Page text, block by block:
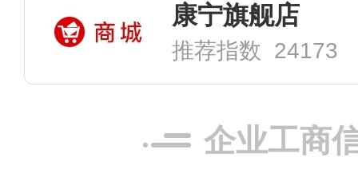
康宁旗舰店
推荐指数 24173
企业工商